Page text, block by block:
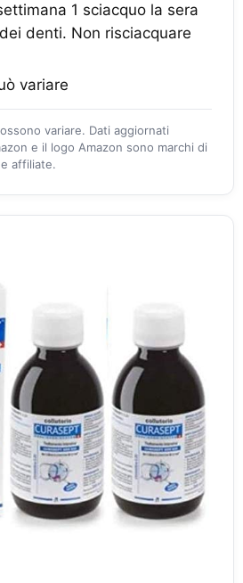
1 sciacquo la sera
denti. Non risciacquare
variare
variare. Dati aggiornati
e il logo Amazon sono marchi di
affiliate.